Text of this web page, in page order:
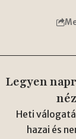
Legyen
Heti
hazai és